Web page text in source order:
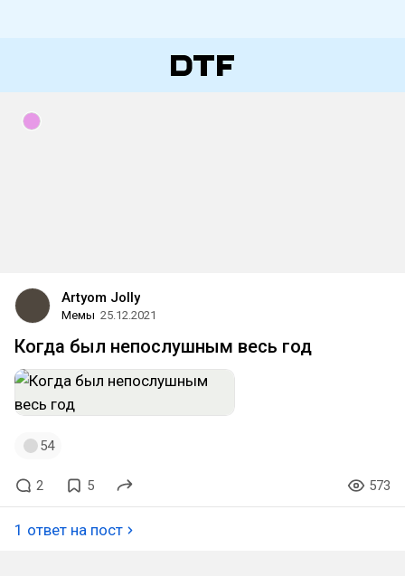
Artyom Jolly
Мемы 25.12.2021
Когда был непослушным весь год
54
2 5 573
1 ответ на пост